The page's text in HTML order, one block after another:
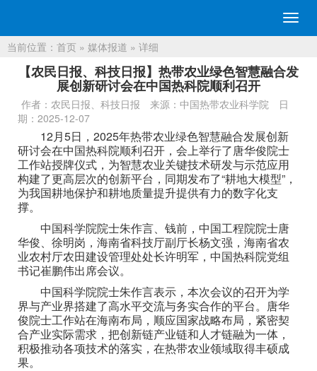
切
换
当前位置： 首页 » 媒体报道 » 详细
【农民日报、科技日报】热带农业绿色智慧融合发
展创新研讨会在中国热科院顺利召开
作者：农民日报、科技日报 来源：中国热带农业科学院
日
期：2025-12-07
12月5日，2025年热带农业绿色智慧融合发展创新
研讨会在中国热科院顺利召开，会上举行了唐华俊院士
工作站授牌仪式，为智慧农业关键技术研发与示范应用
构建了更高层次的创新平台，同期发布了“耕地大模型”，
为我国耕地保护和耕地质量提升提供有力的数字化支
撑。
中国科学院院士朱作言、钱前，中国工程院院士唐
华俊、徐明岗，海南省科技厅副厅长杨文强，海南省农
业农村厅农田建设管理处处长许明军，中国热科院党组
书记崔鹏伟出席会议。
中国科学院院士朱作言表示，本次会议的召开为学
界与产业界搭建了高水平交流与务实合作的平台。唐华
俊院士工作站在海南布局，顺应国家战略布局，紧密契
合产业实际需求，把创新链产业链和人才链融为一体，
积极推动各项技术的落实，在热带农业领域取得丰硕成
果。